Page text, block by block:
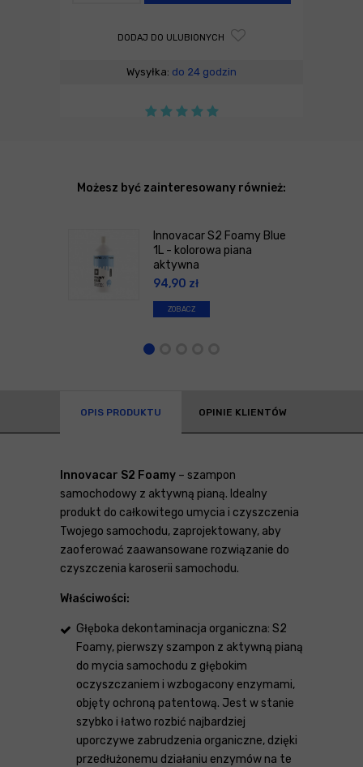
DODAJ DO ULUBIONYCH
Wysyłka: do 24 godzin
Możesz być zainteresowany również:
Innovacar S2 Foamy Blue
1L - kolorowa piana
aktywna
94,90 zł
ZOBACZ
OPIS PRODUKTU OPINIE KLIENTÓW
Innovacar S2 Foamy – szampon
samochodowy z aktywną pianą. Idealny
produkt do całkowitego umycia i czyszczenia
Twojego samochodu, zaprojektowany, aby
zaoferować zaawansowane rozwiązanie do
czyszczenia karoserii samochodu.
Właściwości:
Głęboka dekontaminacja organiczna: S2
Foamy, pierwszy szampon z aktywną pianą
do mycia samochodu z głębokim
oczyszczaniem i wzbogacony enzymami,
objęty ochroną patentową. Jest w stanie
szybko i łatwo rozbić najbardziej
uporczywe zabrudzenia organiczne, dzięki
przedłużonemu działaniu enzymów na te